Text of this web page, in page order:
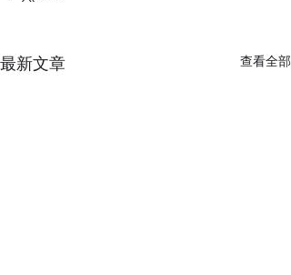
最新文章 查看全部